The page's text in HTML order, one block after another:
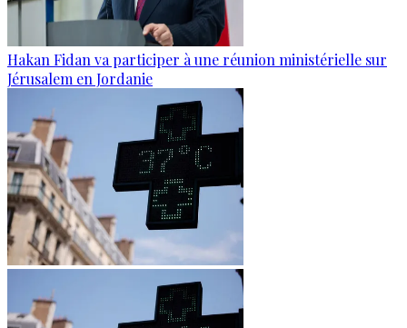
Hakan Fidan va participer à une réunion ministérielle sur
Jérusalem en Jordanie